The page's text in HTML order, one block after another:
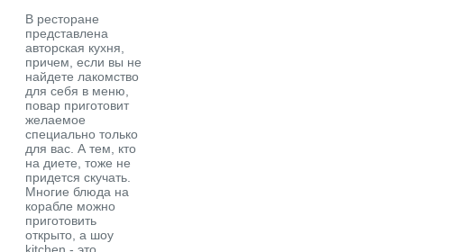
В ресторане
представлена
авторская кухня,
причем, если вы не
найдете лакомство
для себя в меню,
повар приготовит
желаемое
специально только
для вас. А тем, кто
на диете, тоже не
придется скучать.
Многие блюда на
корабле можно
приготовить
открыто, а шоу